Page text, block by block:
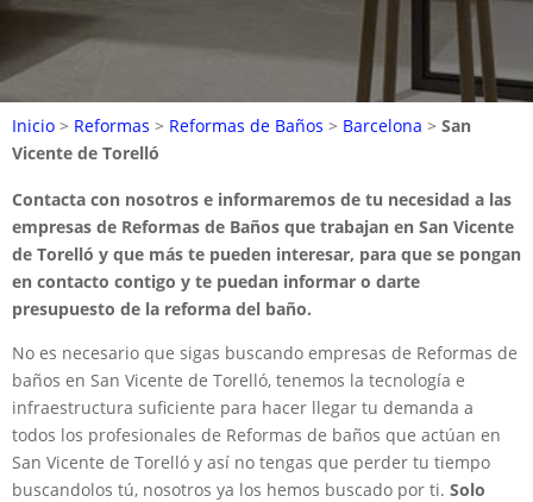
Inicio > Reformas > Reformas de Baños > Barcelona > San
Vicente de Torelló
Contacta con nosotros e informaremos de tu necesidad a las
empresas de Reformas de Baños que trabajan en San Vicente
de Torelló y que más te pueden interesar, para que se pongan
en contacto contigo y te puedan informar o darte
presupuesto de la reforma del baño.
No es necesario que sigas buscando empresas de Reformas de
baños en San Vicente de Torelló, tenemos la tecnología e
infraestructura suficiente para hacer llegar tu demanda a
todos los profesionales de Reformas de baños que actúan en
San Vicente de Torelló y así no tengas que perder tu tiempo
buscandolos tú, nosotros ya los hemos buscado por ti. Solo